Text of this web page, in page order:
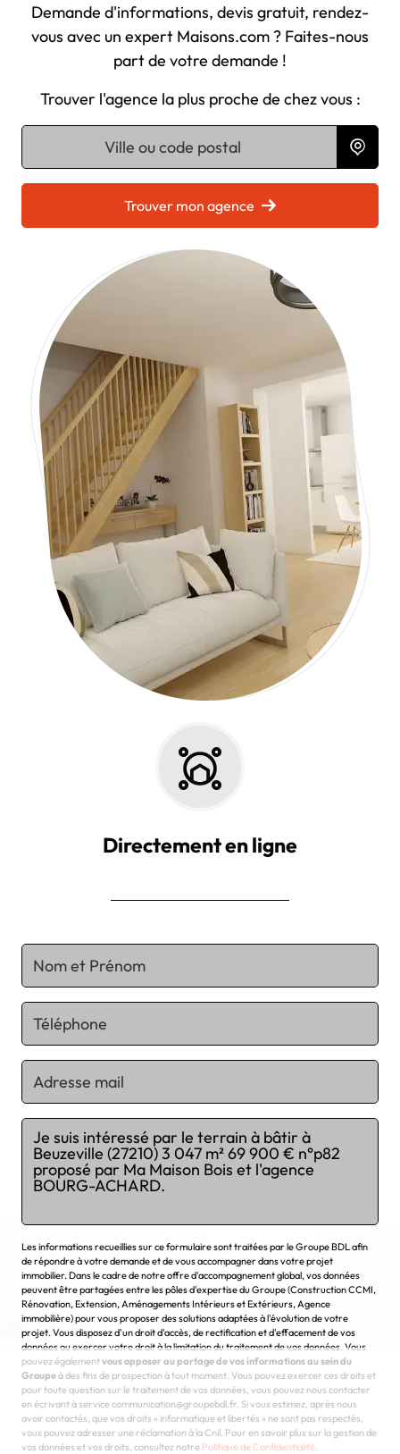
Demande d'informations, devis gratuit, rendez-
vous avec un expert Maisons.com ? Faites-nous
part de votre demande !
Trouver l'agence la plus proche de chez vous :
Chargement...
Trouver mon agence
Directement en ligne
Chargement...
Les informations recueillies sur ce formulaire sont traitées par le Groupe BDL afin
de répondre à votre demande et de vous accompagner dans votre projet
immobilier. Dans le cadre de notre offre d'accompagnement global, vos données
peuvent être partagées entre les pôles d'expertise du Groupe (Construction CCMI,
Rénovation, Extension, Aménagements Intérieurs et Extérieurs, Agence
immobilière) pour vous proposer des solutions adaptées à l'évolution de votre
projet. Vous disposez d'un droit d'accès, de rectification et d'effacement de vos
données ou exercer votre droit à la limitation du traitement de vos données. Vous
pouvez égalementvous opposer au partage de vos informations au sein du
Groupeà des fins de prospection à tout moment. Vous pouvez exercer ces droits et
pour toute question sur le traitement de vos données, vous pouvez nous contacter
en écrivant à service communication@groupebdl.fr. Si vous estimez, après nous
avoir contactés, que vos droits « informatique et libertés » ne sont pas respectés,
vous pouvez adresser une réclamation à la Cnil. Pour en savoir plus sur la gestion de
vos données et vos droits, consultez notre Politique de Confidentialité.